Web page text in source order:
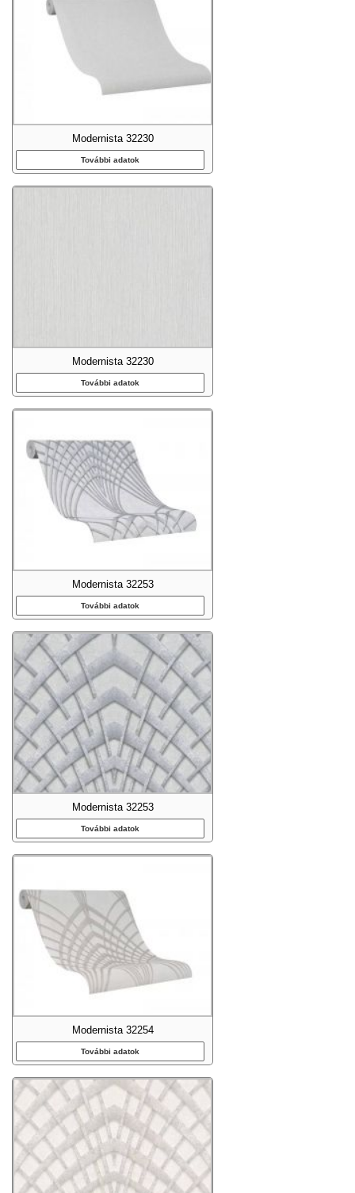
Modernista 32230
További adatok
Modernista 32230
További adatok
Modernista 32253
További adatok
Modernista 32253
További adatok
Modernista 32254
További adatok